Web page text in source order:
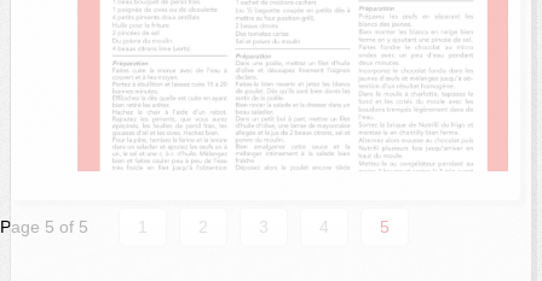
Page 5 of 5 1 2 3 4 5